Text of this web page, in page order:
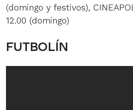
(domingo y festivos),
12.00 (domingo)
FUTBOLÍN